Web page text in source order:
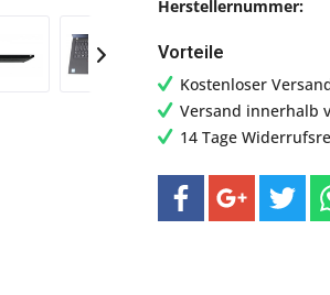
Herstellernummer:
Vorteile
Kostenloser
Versand innerhalb
14 Tage